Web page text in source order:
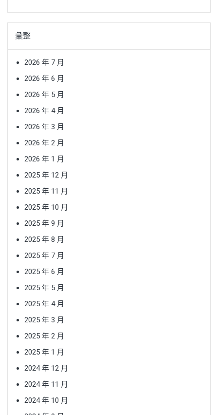
彙整
2026 年 7 月
2026 年 6 月
2026 年 5 月
2026 年 4 月
2026 年 3 月
2026 年 2 月
2026 年 1 月
2025 年 12 月
2025 年 11 月
2025 年 10 月
2025 年 9 月
2025 年 8 月
2025 年 7 月
2025 年 6 月
2025 年 5 月
2025 年 4 月
2025 年 3 月
2025 年 2 月
2025 年 1 月
2024 年 12 月
2024 年 11 月
2024 年 10 月